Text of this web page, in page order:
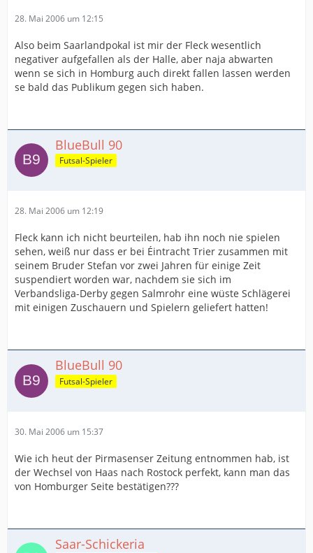
28. Mai 2006 um 12:15
Also beim Saarlandpokal ist mir der Fleck wesentlich
negativer aufgefallen als der Halle, aber naja abwarten
wenn se sich in Homburg auch direkt fallen lassen werden
se bald das Publikum gegen sich haben.
BlueBull 90
Futsal-Spieler
28. Mai 2006 um 12:19
Fleck kann ich nicht beurteilen, hab ihn noch nie spielen
sehen, weiß nur dass er bei Éintracht Trier zusammen mit
seinem Bruder Stefan vor zwei Jahren für einige Zeit
suspendiert worden war, nachdem sie sich im
Verbandsliga-Derby gegen Salmrohr eine wüste Schlägerei
mit einigen Zuschauern und Spielern geliefert hatten!
BlueBull 90
Futsal-Spieler
30. Mai 2006 um 15:37
Wie ich heut der Pirmasenser Zeitung entnommen hab, ist
der Wechsel von Haas nach Rostock perfekt, kann man das
von Homburger Seite bestätigen???
Saar-Schickeria